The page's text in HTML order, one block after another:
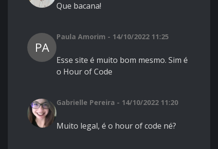
Que bacana!
PA
Paula Amorim - 14/10/2022 11:25
Esse site é muito bom mesmo. Sim é
o Hour of Code
Gabrielle Pereira - 14/10/2022 11:20
Muito legal, é o hour of code né?